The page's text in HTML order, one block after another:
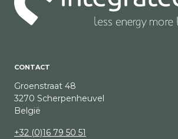
CONTACT
Groenstraat 48
3270 Scherpenheuvel
België
+32 (0)16 79 50 51